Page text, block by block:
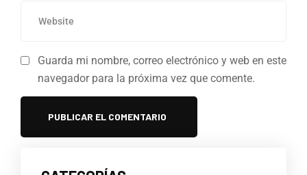
Guarda mi nombre, correo electrónico y web en este
navegador para la próxima vez que comente.